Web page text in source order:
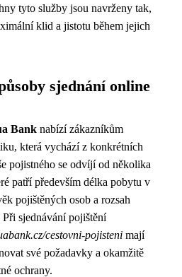
tyto služby jsou navrženy tak,
klid a jistotu během jejich
sjednání online
Bank nabízí zákazníkům
která vychází z konkrétních
pojistného se odvíjí od několika
patří především délka pobytu v
pojištěných osob a rozsah
sjednávání pojištění
cestovni-pojisteni mají
své požadavky a okamžitě
ochrany.